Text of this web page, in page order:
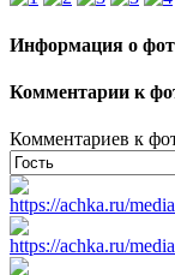
Информация о
Комментарии к
Комментариев к